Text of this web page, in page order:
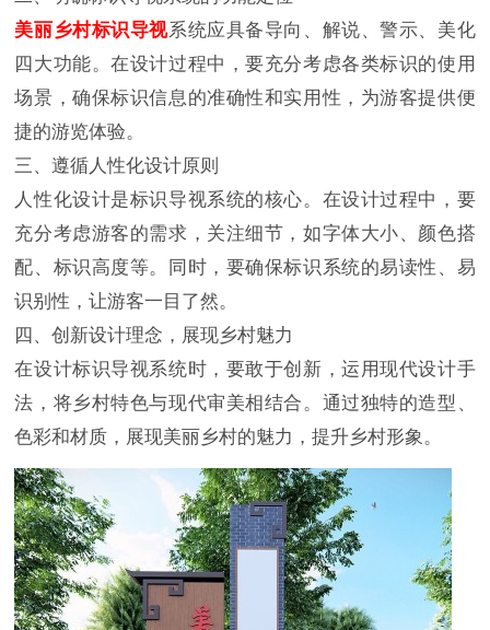
美丽乡村标识导视系统应具备导向、解说、警示、美化
四大功能。在设计过程中，要充分考虑各类标识的使用
场景，确保标识信息的准确性和实用性，为游客提供便
捷的游览体验。
三、遵循人性化设计原则
人性化设计是标识导视系统的核心。在设计过程中，要
充分考虑游客的需求，关注细节，如字体大小、颜色搭
配、标识高度等。同时，要确保标识系统的易读性、易
识别性，让游客一目了然。
四、创新设计理念，展现乡村魅力
在设计标识导视系统时，要敢于创新，运用现代设计手
法，将乡村特色与现代审美相结合。通过独特的造型、
色彩和材质，展现美丽乡村的魅力，提升乡村形象。